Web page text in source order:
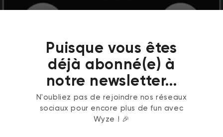
Puisque vous êtes
déjà abonné(e) à
notre newsletter...
N'oubliez pas de rejoindre nos réseaux
sociaux pour encore plus de fun avec
Wyze ! 🎉